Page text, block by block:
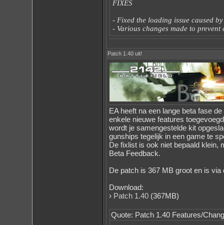
FIXES
- Fixed the loading issue caused
- Various changes made to prevent
Patch 1.40 uit!
EA heeft na een lange beta fase
enkele nieuwe features
wordt je samengestelde kit
gunships tegelijk in een game te
De fixlist is ook niet bepaald klein,
Beta Feedback.
De patch is 367 MB groot en is
Download:
› Patch 1.40 (367MB)
Quote: Patch 1.40 Features/